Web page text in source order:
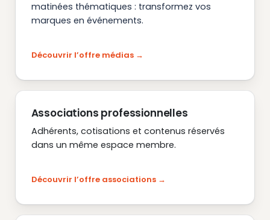
matinées thématiques : transformez vos
marques en événements.
Découvrir l’offre médias
Associations professionnelles
Adhérents, cotisations et contenus réservés
dans un même espace membre.
Découvrir l’offre associations